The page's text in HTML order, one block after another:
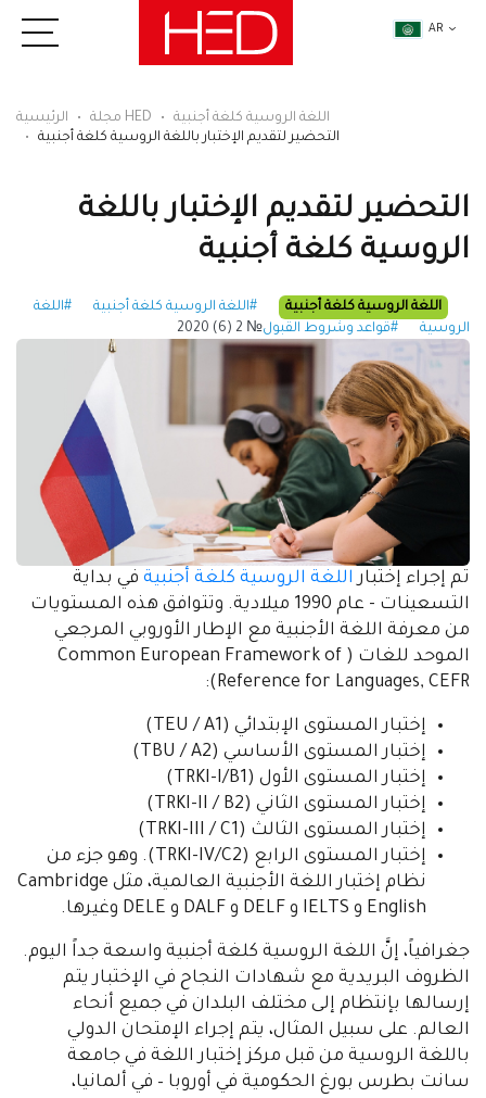
AR
الرئيسية مجلة HED
اللغة الروسية كلغة أجنبية
التحضير لتقديم الإختبار باللغة الروسية كلغة أجنبية
التحضير لتقديم الإختبار باللغة
الروسية كلغة أجنبية
اللغة الروسية كلغة أجنبية #اللغة الروسية كلغة أجنبية
#اللغة
الروسية
#قواعد وشروط القبول№ 2 (6) 2020
تم إجراء إختبار اللغة الروسية كلغة أجنبية في بداية
التسعينات - عام 1990 ميلادية. وتتوافق هذه المستويات
من معرفة اللغة الأجنبية مع الإطار الأوروبي المرجعي
الموحد للغات ( Common European Framework of
Reference for Languages, CEFR):
إختبار المستوى الإبتدائي (TEU / A1)
إختبار المستوى الأساسي (TBU / A2)
إختبار المستوى الأول (TRKI-I/B1)
إختبار المستوى الثاني (TRKI-II / B2)
إختبار المستوى الثالث (TRKI-III / C1)
إختبار المستوى الرابع (TRKI-IV/C2). وهو جزء من
نظام إختبار اللغة الأجنبية العالمية، مثل Cambridge
English و IELTS و DELF و DALF و DELE وغيرها.
جغرافياً، إنَّ اللغة الروسية كلغة أجنبية واسعة جداً اليوم.
الظروف البريدية مع شهادات النجاح في الإختبار يتم
إرسالها بإنتظام إلى مختلف البلدان في جميع أنحاء
العالم. على سبيل المثال، يتم إجراء الإمتحان الدولي
باللغة الروسية من قبل مركز إختبار اللغة في جامعة
سانت بطرس بورغ الحكومية في أوروبا – في ألمانيا،